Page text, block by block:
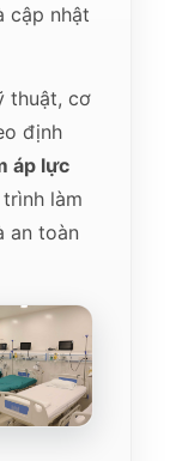
cập nhật
thuật, cơ
định
áp lực
làm
an toàn